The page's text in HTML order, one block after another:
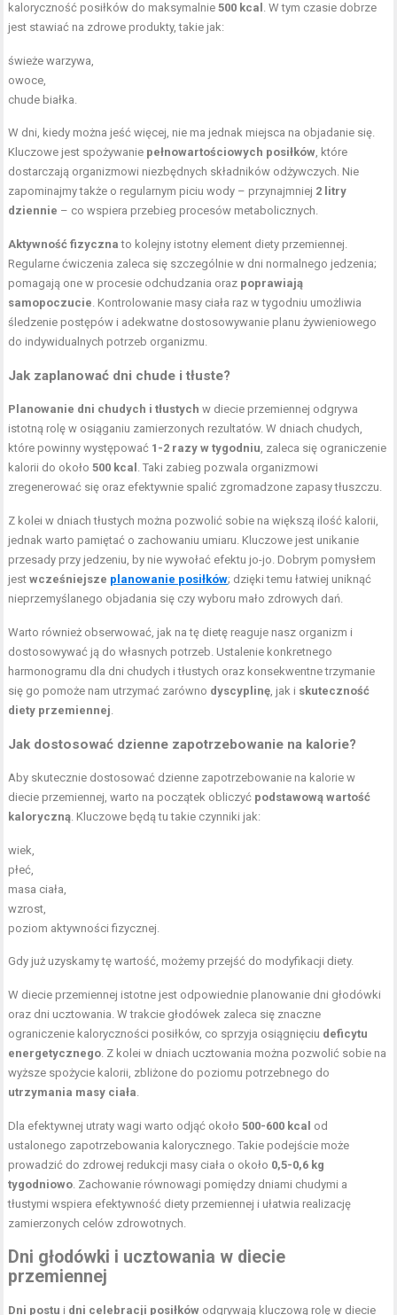
kaloryczność posiłków do maksymalnie500 kcal . W tym czasie dobrze
jest stawiać na zdrowe produkty, takie jak:
świeże warzywa,
owoce,
chude białka.
W dni, kiedy można jeść więcej, nie ma jednak miejsca na objadanie się.
Kluczowe jest spożywanie pełnowartościowych posiłków, które
dostarczają organizmowi niezbędnych składników odżywczych. Nie
zapominajmy także o regularnym piciu wody – przynajmniej 2 litry
dziennie – co wspiera przebieg procesów metabolicznych.
Aktywność fizyczna to kolejny istotny element diety przemiennej.
Regularne ćwiczenia zaleca się szczególnie w dni normalnego jedzenia;
pomagają one w procesie odchudzania oraz poprawiają
samopoczucie. Kontrolowanie masy ciała raz w tygodniu umożliwia
śledzenie postępów i adekwatne dostosowywanie planu żywieniowego
do indywidualnych potrzeb organizmu.
Jak zaplanować dni chude i tłuste?
Planowanie dni chudych i tłustych w diecie przemiennej odgrywa
istotną rolę w osiąganiu zamierzonych rezultatów. W dniach chudych,
które powinny występować 1-2 razy w tygodniu, zaleca się ograniczenie
kalorii do około500 kcal . Taki zabieg pozwala organizmowi
zregenerować się oraz efektywnie spalić zgromadzone zapasy tłuszczu.
Z kolei w dniach tłustych można pozwolić sobie na większą ilość kalorii,
jednak warto pamiętać o zachowaniu umiaru. Kluczowe jest unikanie
przesady przy jedzeniu, by nie wywołać efektu jo-jo. Dobrym pomysłem
jestwcześniejsze planowanie posiłków; dzięki temu łatwiej uniknąć
nieprzemyślanego objadania się czy wyboru mało zdrowych dań.
Warto również obserwować, jak na tę dietę reaguje nasz organizm i
dostosowywać ją do własnych potrzeb. Ustalenie konkretnego
harmonogramu dla dni chudych i tłustych oraz konsekwentne trzymanie
się go pomoże nam utrzymać zarówno dyscyplinę, jak i skuteczność
diety przemiennej.
Jak dostosować dzienne zapotrzebowanie na kalorie?
Aby skutecznie dostosować dzienne zapotrzebowanie na kalorie w
diecie przemiennej, warto na początek obliczyć podstawową wartość
kaloryczną. Kluczowe będą tu takie czynniki jak:
wiek,
płeć,
masa ciała,
wzrost,
poziom aktywności fizycznej.
Gdy już uzyskamy tę wartość, możemy przejść do modyfikacji diety.
W diecie przemiennej istotne jest odpowiednie planowanie dni głodówki
oraz dni ucztowania. W trakcie głodówek zaleca się znaczne
ograniczenie kaloryczności posiłków, co sprzyja osiągnięciu deficytu
energetycznego. Z kolei w dniach ucztowania można pozwolić sobie na
wyższe spożycie kalorii, zbliżone do poziomu potrzebnego do
utrzymania masy ciała.
Dla efektywnej utraty wagi warto odjąć około500-600 kcal od
ustalonego zapotrzebowania kalorycznego. Takie podejście może
prowadzić do zdrowej redukcji masy ciała o około 0,5-0,6 kg
tygodniowo. Zachowanie równowagi pomiędzy dniami chudymi a
tłustymi wspiera efektywność diety przemiennej i ułatwia realizację
zamierzonych celów zdrowotnych.
Dni głodówki i ucztowania w diecie
przemiennej
Dni postu i dni celebracji posiłków odgrywają kluczową rolę w diecie